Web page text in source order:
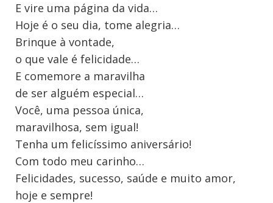
E vire uma página da vida…
Hoje é o seu dia, tome alegria…
Brinque à vontade,
o que vale é felicidade…
E comemore a maravilha
de ser alguém especial…
Você, uma pessoa única,
maravilhosa, sem igual!
Tenha um felicíssimo aniversário!
Com todo meu carinho…
Felicidades, sucesso, saúde e muito amor,
hoje e sempre!